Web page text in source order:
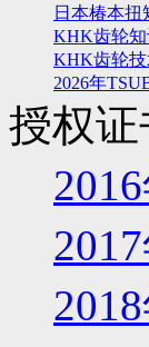
日本椿本扭
KHK齿轮
KHK齿轮
2026年
授权证